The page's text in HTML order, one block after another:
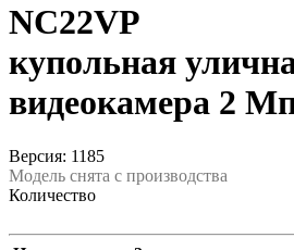
NC22VP
купольная
видеокамера 2
Версия: 1185
Модель снята с производства
Количество